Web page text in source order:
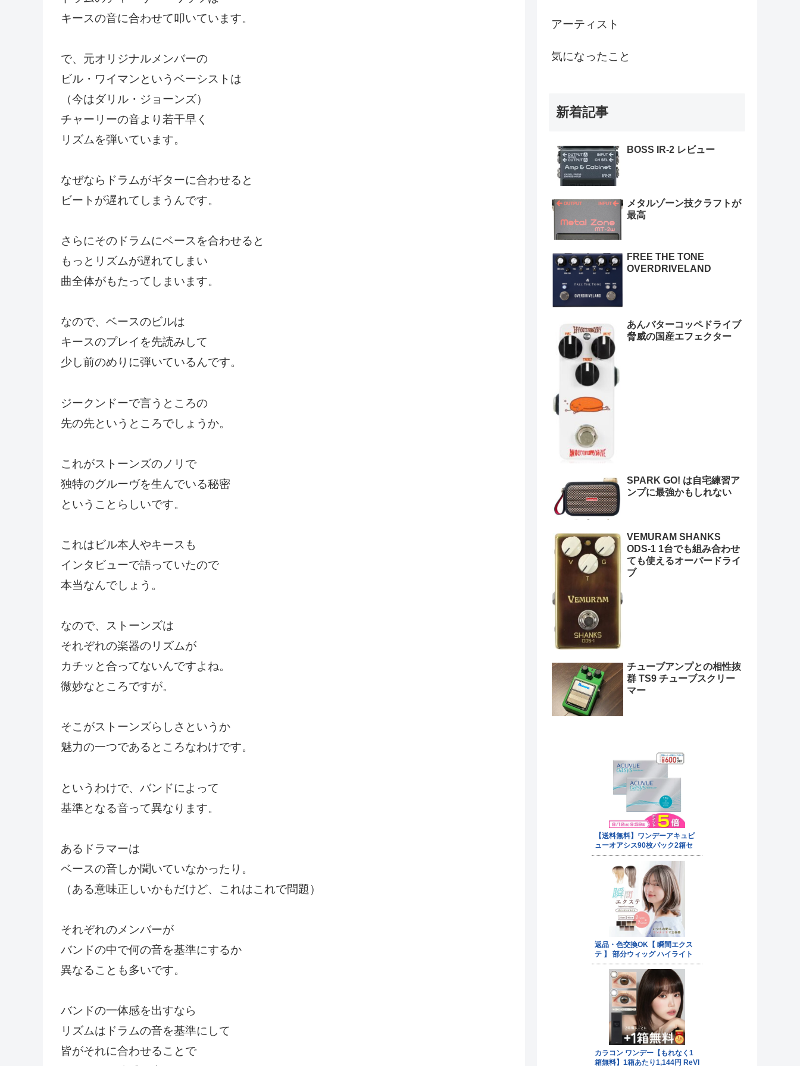
キースの音に合わせて叩いています。
で、元オリジナルメンバーの
ビル・ワイマンというベーシストは
（今はダリル・ジョーンズ）
チャーリーの音より若干早く
リズムを弾いています。
なぜならドラムがギターに合わせると
ビートが遅れてしまうんです。
さらにそのドラムにベースを合わせると
もっとリズムが遅れてしまい
曲全体がもたってしまいます。
なので、ベースのビルは
キースのプレイを先読みして
少し前のめりに弾いているんです。
ジークンドーで言うところの
先の先というところでしょうか。
これがストーンズのノリで
独特のグルーヴを生んでいる秘密
ということらしいです。
これはビル本人やキースも
インタビューで語っていたので
本当なんでしょう。
なので、ストーンズは
それぞれの楽器のリズムが
カチッと合ってないんですよね。
微妙なところですが。
そこがストーンズらしさというか
魅力の一つであるところなわけです。
というわけで、バンドによって
基準となる音って異なります。
あるドラマーは
ベースの音しか聞いていなかったり。
（ある意味正しいかもだけど、これはこれで問題）
それぞれのメンバーが
バンドの中で何の音を基準にするか
異なることも多いです。
バンドの一体感を出すなら
リズムはドラムの音を基準にして
皆がそれに合わせることで
アーティスト
気になったこと
新着記事
BOSS IR-2 レビュー
メタルゾーン技クラフトが
最高
FREE THE TONE
OVERDRIVELAND
あんバターコッペドライブ
脅威の国産エフェクター
SPARK GO! は自宅練習ア
ンプに最強かもしれない
VEMURAM SHANKS
ODS-1 1台でも組み合わせ
ても使えるオーバードライ
ブ
チューブアンプとの相性抜
群 TS9 チューブスクリー
マー